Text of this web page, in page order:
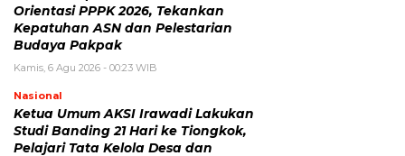
Orientasi PPPK 2026, Tekankan
Kepatuhan ASN dan Pelestarian
Budaya Pakpak
Kamis, 6 Agu 2026 - 00:23 WIB
Nasional
Ketua Umum AKSI Irawadi Lakukan
Studi Banding 21 Hari ke Tiongkok,
Pelajari Tata Kelola Desa dan